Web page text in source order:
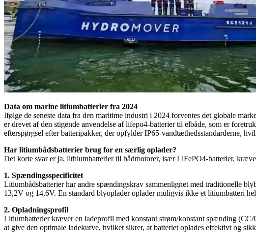
Data om marine litiumbatterier fra 2024
Ifølge de seneste data fra den maritime industri i 2024 forventes det globale
er drevet af den stigende anvendelse af lifepo4-batterier til elbåde, som er
efterspørgsel efter batteripakker, der opfylder IP65-vandtæthedsstandarderne,
Har litiumbådsbatterier brug for en særlig oplader?
Det korte svar er ja, lithiumbatterier til bådmotorer, især LiFePO4-batterier,
1. Spændingsspecificitet
Litiumbådsbatterier har andre spændingskrav sammenlignet med traditionelle
13,2V og 14,6V. En standard blyoplader oplader muligvis ikke et litiumbatteri
2. Opladningsprofil
Litiumbatterier kræver en ladeprofil med konstant strøm/konstant spænding
at give den optimale ladekurve, hvilket sikrer, at batteriet oplades effektivt og